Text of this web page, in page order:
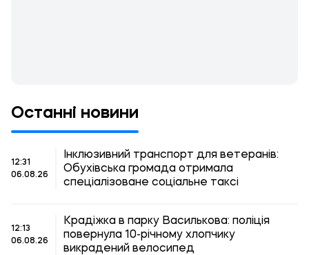
Останні новини
12:31
06.08.26
Інклюзивний транспорт для ветеранів:
Обухівська громада отримала
спеціалізоване соціальне таксі
12:13
06.08.26
Крадіжка в парку Василькова: поліція
повернула 10-річному хлопчику
викрадений велосипед